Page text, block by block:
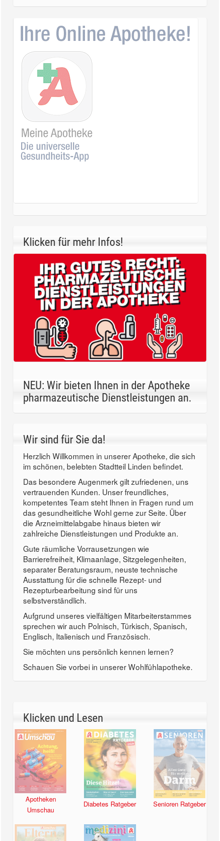
Klicken für mehr Infos!
NEU: Wir bieten Ihnen in der Apotheke
pharmazeutische Dienstleistungen an.
Wir sind für Sie da!
Herzlich Willkommen in unserer Apotheke, die sich
im schönen, belebten Stadtteil Linden befindet.
Das besondere Augenmerk gilt zufriedenen, uns
vertrauenden Kunden. Unser freundliches,
kompetentes Team steht Ihnen in Fragen rund um
das gesundheitliche Wohl gerne zur Seite. Über
die Arzneimittelabgabe hinaus bieten wir
zahlreiche Dienstleistungen und Produkte an.
Gute räumliche Vorrausetzungen wie
Barrierefreiheit, Klimaanlage, Sitzgelegenheiten,
separater Beratungsraum, neuste technische
Ausstattung für die schnelle Rezept- und
Rezepturbearbeitung sind für uns
selbstverständlich.
Aufgrund unseres vielfältigen Mitarbeiterstammes
sprechen wir auch Polnisch, Türkisch, Spanisch,
Englisch, Italienisch und Französisch.
Sie möchten uns persönlich kennen lernen?
Schauen Sie vorbei in unserer Wohlfühlapotheke.
Klicken und Lesen
Apotheken
Umschau
Diabetes Ratgeber Senioren Ratgeber